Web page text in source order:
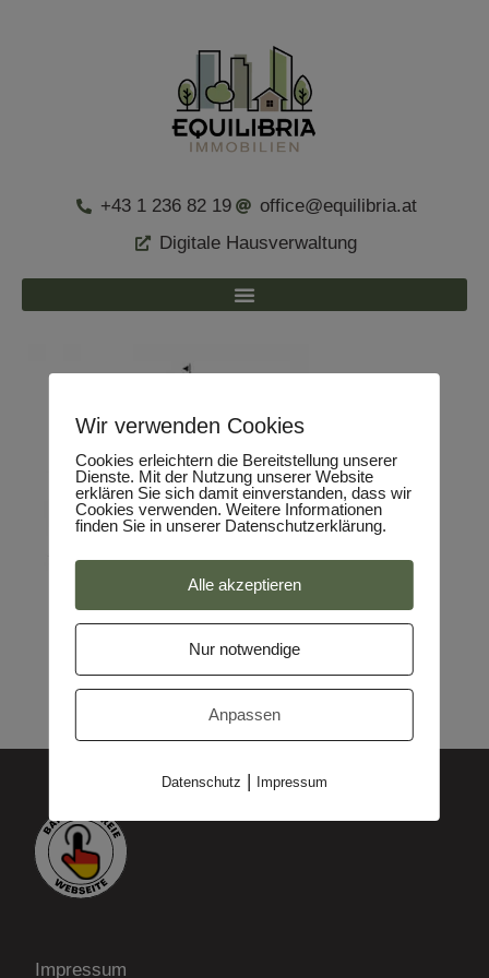
+43 1 236 82 19
office@equilibria.at
Digitale Hausverwaltung
Impressum
Wir verwenden Cookies
Cookies erleichtern die Bereitstellung unserer
Dienste. Mit der Nutzung unserer Website
erklären Sie sich damit einverstanden, dass wir
Cookies verwenden. Weitere Informationen
finden Sie in unserer Datenschutzerklärung.
Alle akzeptieren
Nur notwendige
Anpassen
Datenschutz | Impressum